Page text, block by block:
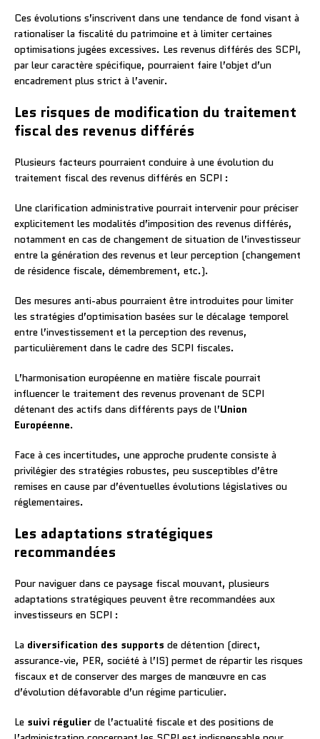
Ces évolutions s’inscrivent dans une tendance de fond visant à
rationaliser la fiscalité du patrimoine et à limiter certaines
optimisations jugées excessives. Les revenus différés des SCPI,
par leur caractère spécifique, pourraient faire l’objet d’un
encadrement plus strict à l’avenir.
Les risques de modification du traitement
fiscal des revenus différés
Plusieurs facteurs pourraient conduire à une évolution du
traitement fiscal des revenus différés en SCPI :
Une clarification administrative pourrait intervenir pour préciser
explicitement les modalités d’imposition des revenus différés,
notamment en cas de changement de situation de l’investisseur
entre la génération des revenus et leur perception (changement
de résidence fiscale, démembrement, etc.).
Des mesures anti-abus pourraient être introduites pour limiter
les stratégies d’optimisation basées sur le décalage temporel
entre l’investissement et la perception des revenus,
particulièrement dans le cadre des SCPI fiscales.
L’harmonisation européenne en matière fiscale pourrait
influencer le traitement des revenus provenant de SCPI
détenant des actifs dans différents pays de l’Union
Européenne.
Face à ces incertitudes, une approche prudente consiste à
privilégier des stratégies robustes, peu susceptibles d’être
remises en cause par d’éventuelles évolutions législatives ou
réglementaires.
Les adaptations stratégiques
recommandées
Pour naviguer dans ce paysage fiscal mouvant, plusieurs
adaptations stratégiques peuvent être recommandées aux
investisseurs en SCPI :
La diversification des supports de détention (direct,
assurance-vie, PER, société à l’IS) permet de répartir les risques
fiscaux et de conserver des marges de manœuvre en cas
d’évolution défavorable d’un régime particulier.
Le suivi régulier de l’actualité fiscale et des positions de